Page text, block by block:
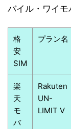
バイル・ワイ
格
安
SIM
プラン名
楽
天
モ
バ
Rakuten
UN-
LIMIT V